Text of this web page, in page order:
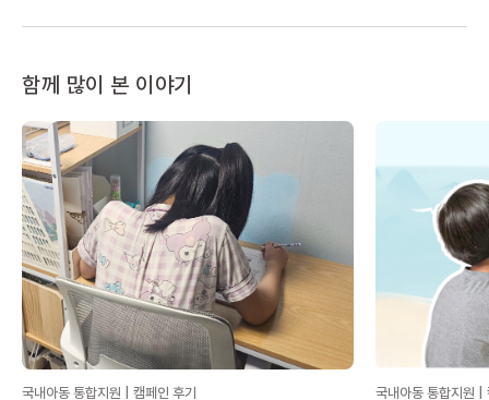
함께 많이 본 이야기
국내아동 통합지원 | 캠페인 후기 국내아동 통합지원 |